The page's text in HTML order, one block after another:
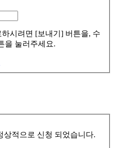
시려면 [보내기] 버튼을, 수
을 눌러주세요.
상적으로 신청 되었습니다.